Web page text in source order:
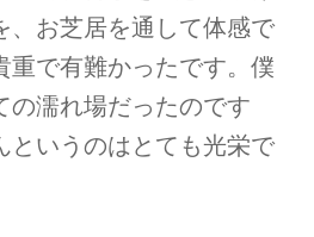
、お芝居を通して体感で
重で有難かったです。僕
の濡れ場だったのです
というのはとても光栄で